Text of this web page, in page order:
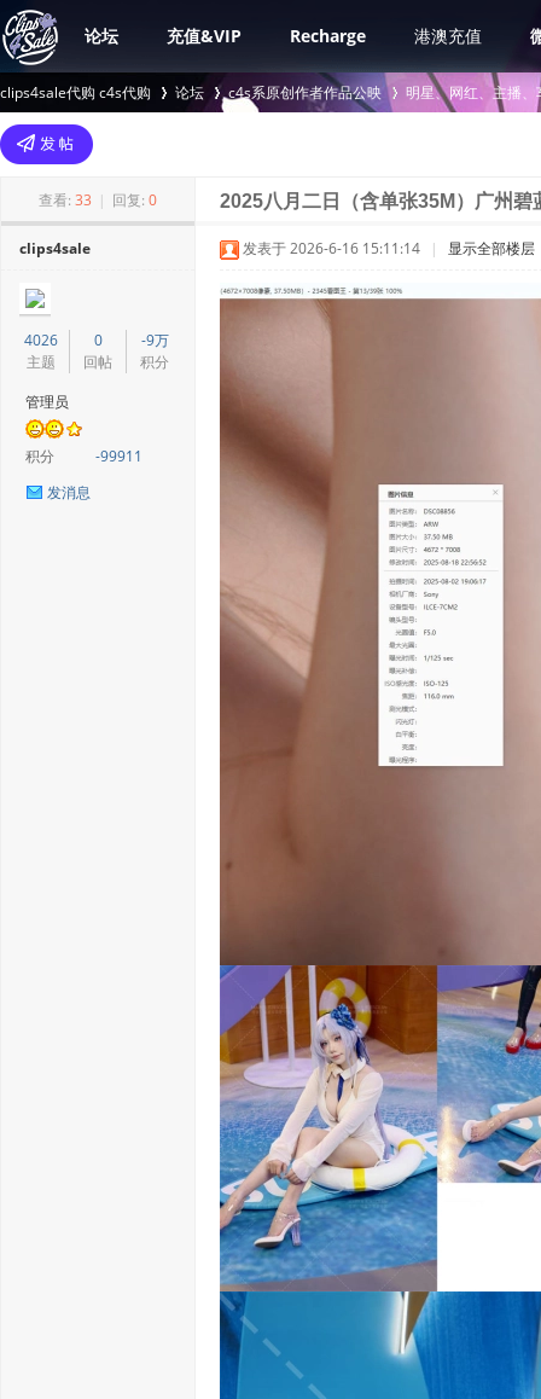
论坛 充值&VIP Recharge 港澳充值
clips4sale代购 c4s代购
>
论坛 c4s系原创作者作品公映
›
明星、网红、主播
查看: 33 | 回复: 0 2025八月二日（含单张35M）广州碧
clips4sale
4026
主题
0
回帖
-9万
积分
管理员
积分
-99911
发消息
发表于 2026-6-16 15:11:14 | 显示全部楼层